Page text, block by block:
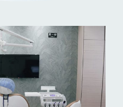
分享
資訊